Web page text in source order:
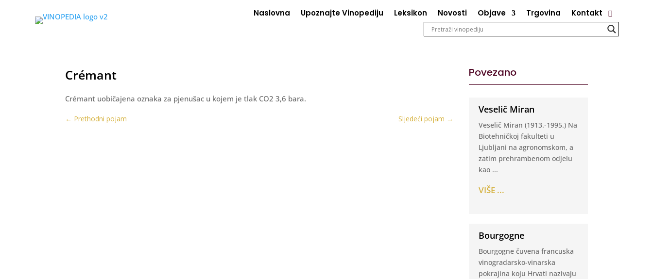
Naslovna Upoznajte Vinopediju Leksikon Novosti Objave Trgovina Kontakt
Crémant
Crémant uobičajena oznaka za pjenušac u kojem je tlak CO2 3,6 bara.
← Prethodni pojam Sljedeći pojam →
Povezano
Veselič Miran
Veselič Miran (1913.-1995.) Na
Biotehničkoj fakulteti u
Ljubljani na agronomskom, a
zatim prehrambenom odjelu
kao ...
VIŠE ...
Bourgogne
Bourgogne čuvena francuska
vinogradarsko-vinarska
pokrajina koju Hrvati nazivaju